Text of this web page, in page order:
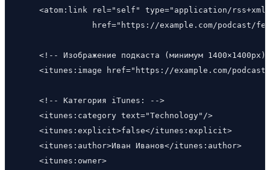
    <atom:link rel="self" type="application/rss+xml"
href="https://example.com/podcast/
<!-- Изображение подкаста (минимум
<itunes:image href="https://example.com/
    <!-- Категория iTunes: -->
    <itunes:category text="Technology"/>
    <itunes:explicit>false</itunes:explicit>
    <itunes:author>Иван Иванов</itunes:author>
    <itunes:owner>